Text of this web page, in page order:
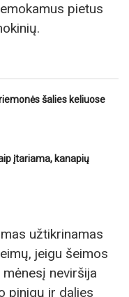
pietus
šalies keliuose
įtariama, kanapių
užtikrinamas
jeigu šeimos
neviršija
pinigų ir dalies